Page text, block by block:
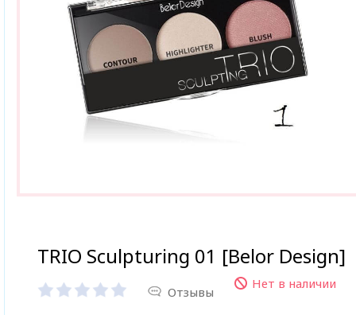
TRIO Sculpturing 01 [Belor Design]
Отзывы
Нет в наличии